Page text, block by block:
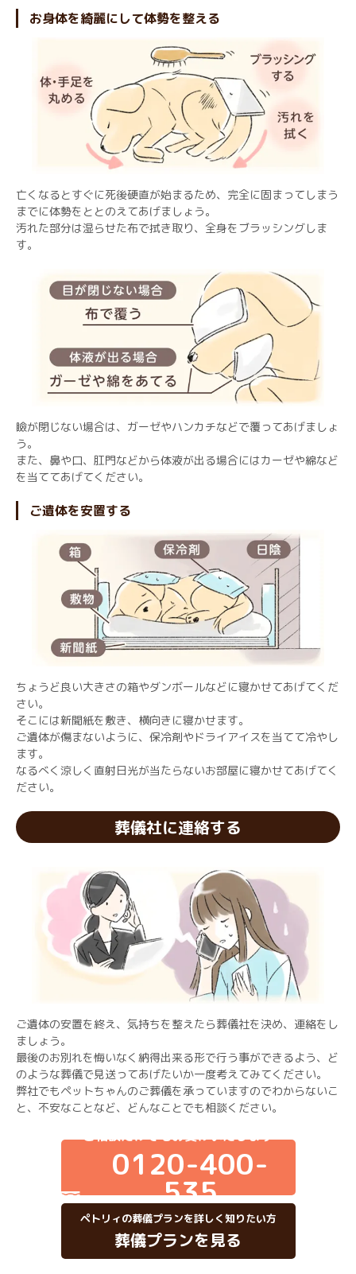
お身体を綺麗にして体勢を整える
亡くなるとすぐに死後硬直が始まるため、完全に固まってしまう
までに体勢をととのえてあげましょう。
汚れた部分は湿らせた布で拭き取り、全身をブラッシングしま
す。
瞼が閉じない場合は、ガーゼやハンカチなどで覆ってあげましょ
う。
また、鼻や口、肛門などから体液が出る場合にはカーゼや綿など
を当ててあげてください。
ご遺体を安置する
ちょうど良い大きさの箱やダンボールなどに寝かせてあげてくだ
さい。
そこには新聞紙を敷き、横向きに寝かせます。
ご遺体が傷まないように、保冷剤やドライアイスを当てて冷やし
ます。
なるべく涼しく直射日光が当たらないお部屋に寝かせてあげてく
ださい。
葬儀社に連絡する
ご遺体の安置を終え、気持ちを整えたら葬儀社を決め、連絡をし
ましょう。
最後のお別れを悔いなく納得出来る形で行う事ができるよう、ど
のような葬儀で見送ってあげたいか一度考えてみてください。
弊社でもペットちゃんのご葬儀を承っていますのでわからないこ
と、不安なことなど、どんなことでも相談ください。
ご相談だけでもお受けいたします
0120-400-
535
ペトリィの葬儀プランを詳しく知りたい方
葬儀プランを見る